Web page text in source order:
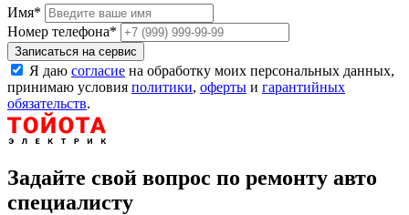
Имя*
Номер телефона*
Записаться на сервис
Я даю согласие на обработку моих персональных данных,
принимаю условия политики, оферты и гарантийных
обязательств.
Задайте свой вопрос по ремонту авто
специалисту